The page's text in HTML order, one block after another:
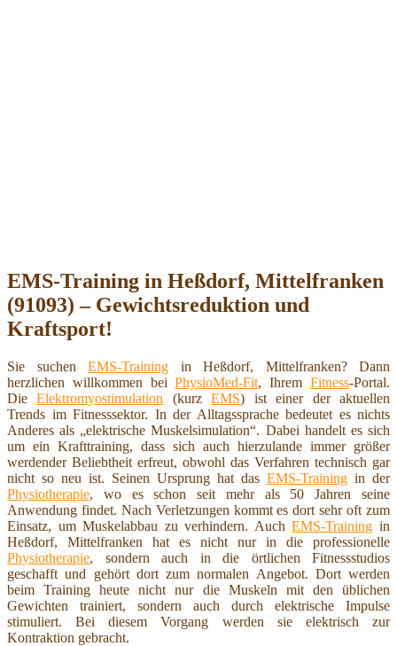
EMS-Training in Heßdorf, Mittelfranken
(91093) – Gewichtsreduktion und
Kraftsport!
Sie suchen EMS-Training in Heßdorf, Mittelfranken? Dann
herzlichen willkommen beiPhysioMed-Fit, IhremFitness-Portal.
DieElektromyostimulation (kurzEMS) ist einer der aktuellen
Trends im Fitnesssektor. In der Alltagssprache bedeutet es nichts
Anderes als „elektrische Muskelsimulation“. Dabei handelt es sich
um ein Krafttraining, dass sich auch hierzulande immer größer
werdender Beliebtheit erfreut, obwohl das Verfahren technisch gar
nicht so neu ist. Seinen Ursprung hat das EMS-Training in der
Physiotherapie, wo es schon seit mehr als 50 Jahren seine
Anwendung findet. Nach Verletzungen kommt es dort sehr oft zum
Einsatz, um Muskelabbau zu verhindern. AuchEMS-Training in
Heßdorf, Mittelfranken hat es nicht nur in die professionelle
Physiotherapie, sondern auch in die örtlichen Fitnessstudios
geschafft und gehört dort zum normalen Angebot. Dort werden
beim Training heute nicht nur die Muskeln mit den üblichen
Gewichten trainiert, sondern auch durch elektrische Impulse
stimuliert. Bei diesem Vorgang werden sie elektrisch zur
Kontraktion gebracht.